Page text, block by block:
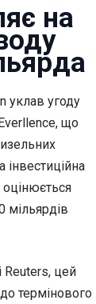
на
уклав угоду
що
оцінюється
мільярдів
Reuters, цей
термінового